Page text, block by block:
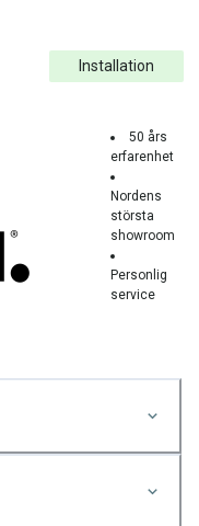
Installation
50 års
erfarenhet
Nordens
största
showroom
Personlig
service